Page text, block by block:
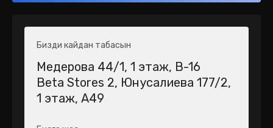
Бизди кайдан табасын
Медерова 44/1​, 1 этаж, В-16
Beta Stores 2​, Юнусалиева 177/2,
1 этаж, А49